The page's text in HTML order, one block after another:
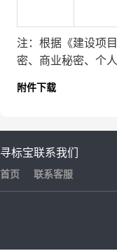
注：根据《建设项目
密、商业秘密、个
附件下载
寻标宝
首页
联系我们
联系客服